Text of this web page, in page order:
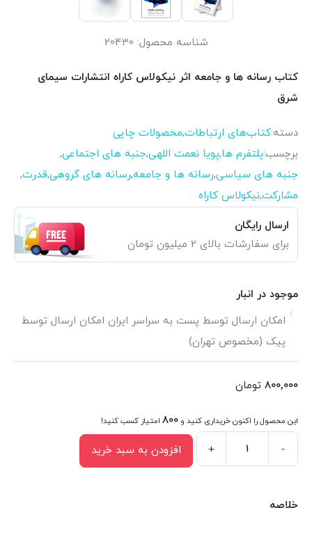
شناسه محصول: 20430
کتاب رسانه ها و جامعه اثر نیکولاس کاراه انتشارات سیمای
شرق
دسته:کتاب‌های ارتباطات,محصولات چاپی
برچسب:پلتفرم ها,پویا نعمت اللهی,جنبه های اجتماعی,
جنبه های سیاسی,رسانه ها و جامعه,رسانه های گروهی,قدرت,
مشارکت,نیکولاس کاراه
ارسال رایگان
برای سفارشات بالای 2 میلیون تومان
موجود در انبار
امکان ارسال توسط پست به سراسر ایران امکان ارسال توسط
پیک (مخصوص تهران)
800,000 تومان
این محصول را اکنون خریداری کنید و 800 امتیاز کسب کنید!
ها
-
+ افزودن به سبد خرید
خلاصه